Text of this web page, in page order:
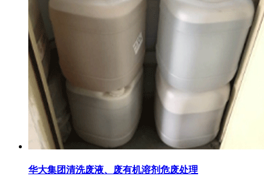
华大集团清洗废液、废有机溶剂危废处理